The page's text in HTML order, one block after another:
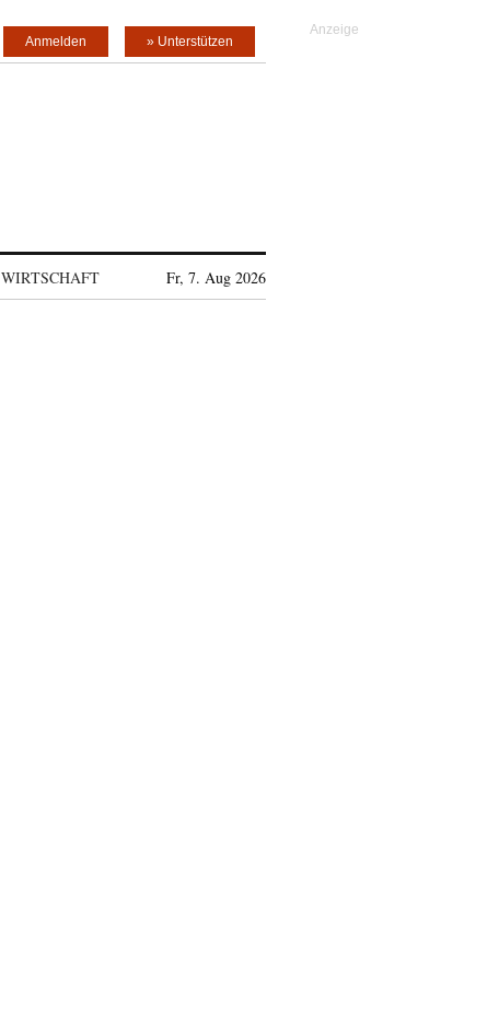
» Unterstützen
Anmelden
WIRTSCHAFT Fr, 7. Aug 2026